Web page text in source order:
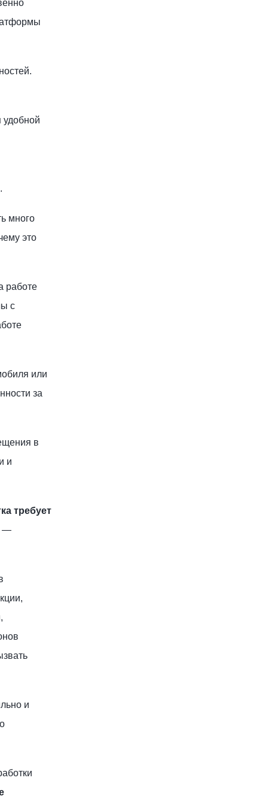
удобной
много
это
работе
с
или
за
в
и
требует
—
и